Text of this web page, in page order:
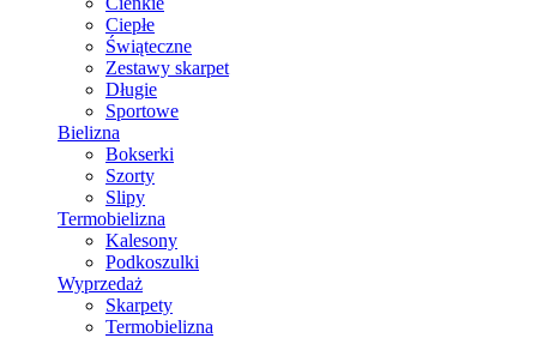
Ciepłe
Świąteczne
Zestawy skarpet
Długie
Sportowe
Bielizna
Bokserki
Szorty
Slipy
Termobielizna
Kalesony
Podkoszulki
Wyprzedaż
Skarpety
Termobielizna